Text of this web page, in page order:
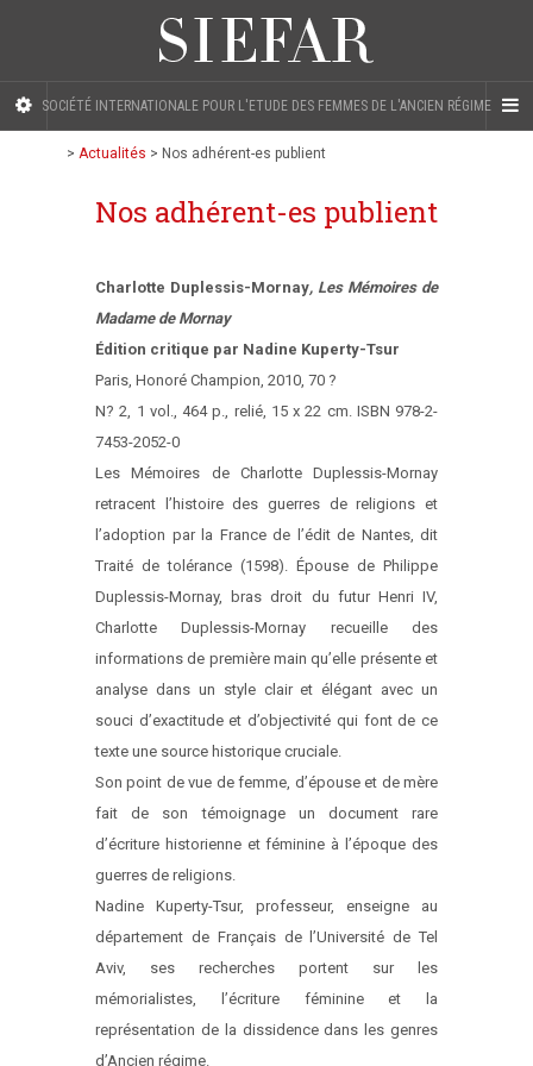
SOCIÉTÉ INTERNATIONALE POUR L'ETUDE DES FEMMES DE L'ANCIEN RÉGIME
> Actualités > Nos adhérent-es publient
Nos adhérent-es publient
Charlotte Duplessis-Mornay, Les Mémoires de
Madame de Mornay
Édition critique par Nadine Kuperty-Tsur
Paris, Honoré Champion, 2010, 70 ?
N? 2, 1 vol., 464 p., relié, 15 x 22 cm. ISBN 978-2-
7453-2052-0
Les Mémoires de Charlotte Duplessis-Mornay
retracent l’histoire des guerres de religions et
l’adoption par la France de l’édit de Nantes, dit
Traité de tolérance (1598). Épouse de Philippe
Duplessis-Mornay, bras droit du futur Henri IV,
Charlotte Duplessis-Mornay recueille des
informations de première main qu’elle présente et
analyse dans un style clair et élégant avec un
souci d’exactitude et d’objectivité qui font de ce
texte une source historique cruciale.
Son point de vue de femme, d’épouse et de mère
fait de son témoignage un document rare
d’écriture historienne et féminine à l’époque des
guerres de religions.
Nadine Kuperty-Tsur, professeur, enseigne au
département de Français de l’Université de Tel
Aviv, ses recherches portent sur les
mémorialistes, l’écriture féminine et la
représentation de la dissidence dans les genres
d’Ancien régime.